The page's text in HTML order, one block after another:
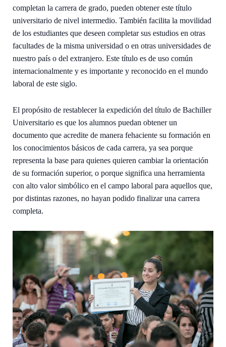
completan la carrera de grado, pueden obtener este título
universitario de nivel intermedio. También facilita la movilidad
de los estudiantes que deseen completar sus estudios en otras
facultades de la misma universidad o en otras universidades de
nuestro país o del extranjero. Este título es de uso común
internacionalmente y es importante y reconocido en el mundo
laboral de este siglo.
El propósito de restablecer la expedición del título de Bachiller
Universitario es que los alumnos puedan obtener un
documento que acredite de manera fehaciente su formación en
los conocimientos básicos de cada carrera, ya sea porque
representa la base para quienes quieren cambiar la orientación
de su formación superior, o porque significa una herramienta
con alto valor simbólico en el campo laboral para aquellos que,
por distintas razones, no hayan podido finalizar una carrera
completa.